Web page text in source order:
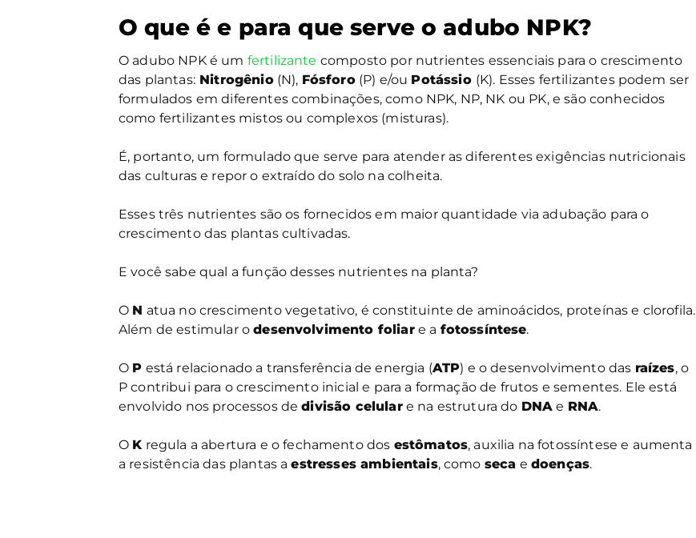
O que é e para que serve o adubo NPK?
O adubo NPK é um fertilizante composto por nutrientes essenciais para o crescimento
das plantas:Nitrogênio(N), Fósforo(P) e/ou Potássio (K). Esses fertilizantes podem ser
formulados em diferentes combinações, como NPK, NP, NK ou PK, e são conhecidos
como fertilizantes mistos ou complexos (misturas).
É, portanto, um formulado que serve para atender as diferentes exigências nutricionais
das culturas e repor o extraído do solo na colheita.
Esses três nutrientes são os fornecidos em maior quantidade via adubação para o
crescimento das plantas cultivadas.
E você sabe qual a função desses nutrientes na planta?
O N atua no crescimento vegetativo, é constituinte de aminoácidos, proteínas e clorofila.
Além de estimular odesenvolvimento foliare a fotossíntese.
O P está relacionado a transferência de energia (ATP) e o desenvolvimento das raízes, o
P contribui para o crescimento inicial e para a formação de frutos e sementes. Ele está
envolvido nos processos dedivisão celulare na estrutura do DNA e RNA.
O K regula a abertura e o fechamento dos estômatos, auxilia na fotossíntese e aumenta
a resistência das plantas aestresses ambientais, como seca e doenças.